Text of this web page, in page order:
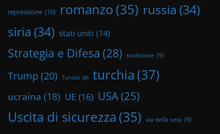
repressione (10) romanzo(35) russia (34)
siria (34) stati uniti (14)
Strategia e Difesa (28) tradizione (9)
Trump (20) Tunisia (8) turchia(37)
ucraina (18) UE (16) USA (25)
Uscita di sicurezza(35) via della seta (9)